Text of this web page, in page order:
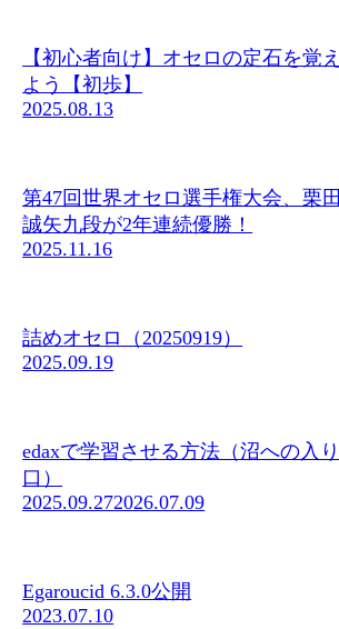
【初心者向け】オセロの定石を覚え
よう【初歩】
2025.08.13
第47回世界オセロ選手権大会、栗田
誠矢九段が2年連続優勝！
2025.11.16
詰めオセロ（20250919）
2025.09.19
edaxで学習させる方法（沼への入り
口）
2025.09.272026.07.09
Egaroucid 6.3.0公開
2023.07.10